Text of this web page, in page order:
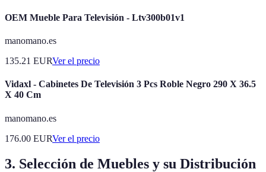
OEM Mueble Para Televisión - Ltv300b01v1
manomano.es
135.21 EURVer el precio
Vidaxl - Cabinetes De Televisión 3 Pcs Roble Negro 290 X 36.5
X 40 Cm
manomano.es
176.00 EURVer el precio
3. Selección de Muebles y su Distribución